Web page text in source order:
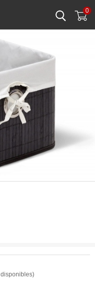
0
disponibles)